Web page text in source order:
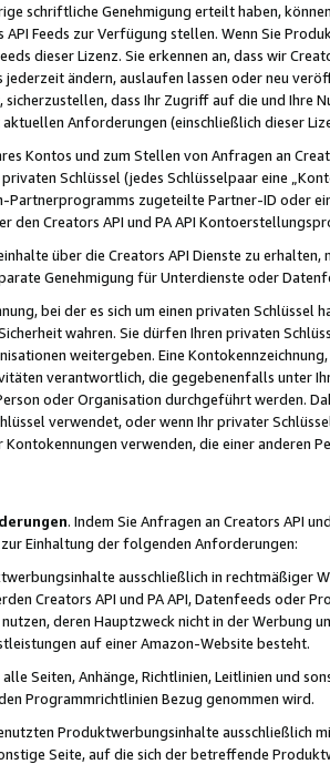
schriftliche Genehmigung erteilt haben,
API Feeds zur Verfügung stellen. Wenn Sie
dieser Lizenz. Sie erkennen an, dass wir
jederzeit ändern, auslaufen lassen oder neu
dass Ihr Zugriff auf die und Ihre
Anforderungen (einschließlich dieser
Kontos und zum Stellen von Anfragen an
Schlüssel (jedes Schlüsselpaar eine
Partnerprogramms zugeteilte Partner-ID oder
den Creators API und PA API
über die Creators API Dienste zu
Genehmigung für Unterdienste oder
bei der es sich um einen privaten
wahren. Sie dürfen Ihren privaten
weitergeben. Eine
verantwortlich, die gegebenenfalls unter
oder Organisation durchgeführt werden.
verwendet, oder wenn Ihr privater
verwenden, die einer anderen
. Indem Sie Anfragen an Creators API
Einhaltung der folgenden Anforderungen:
ausschließlich in rechtmäßiger
Creators API und PA API, Datenfeeds oder
nutzen, deren Hauptzweck nicht in der Werbung
auf einer Amazon-Website besteht.
alle Seiten, Anhänge, Richtlinien, Leitlinien und
Programmrichtlinien Bezug genommen wird.
Produktwerbungsinhalte ausschließlich
Seite, auf die sich der betreffende